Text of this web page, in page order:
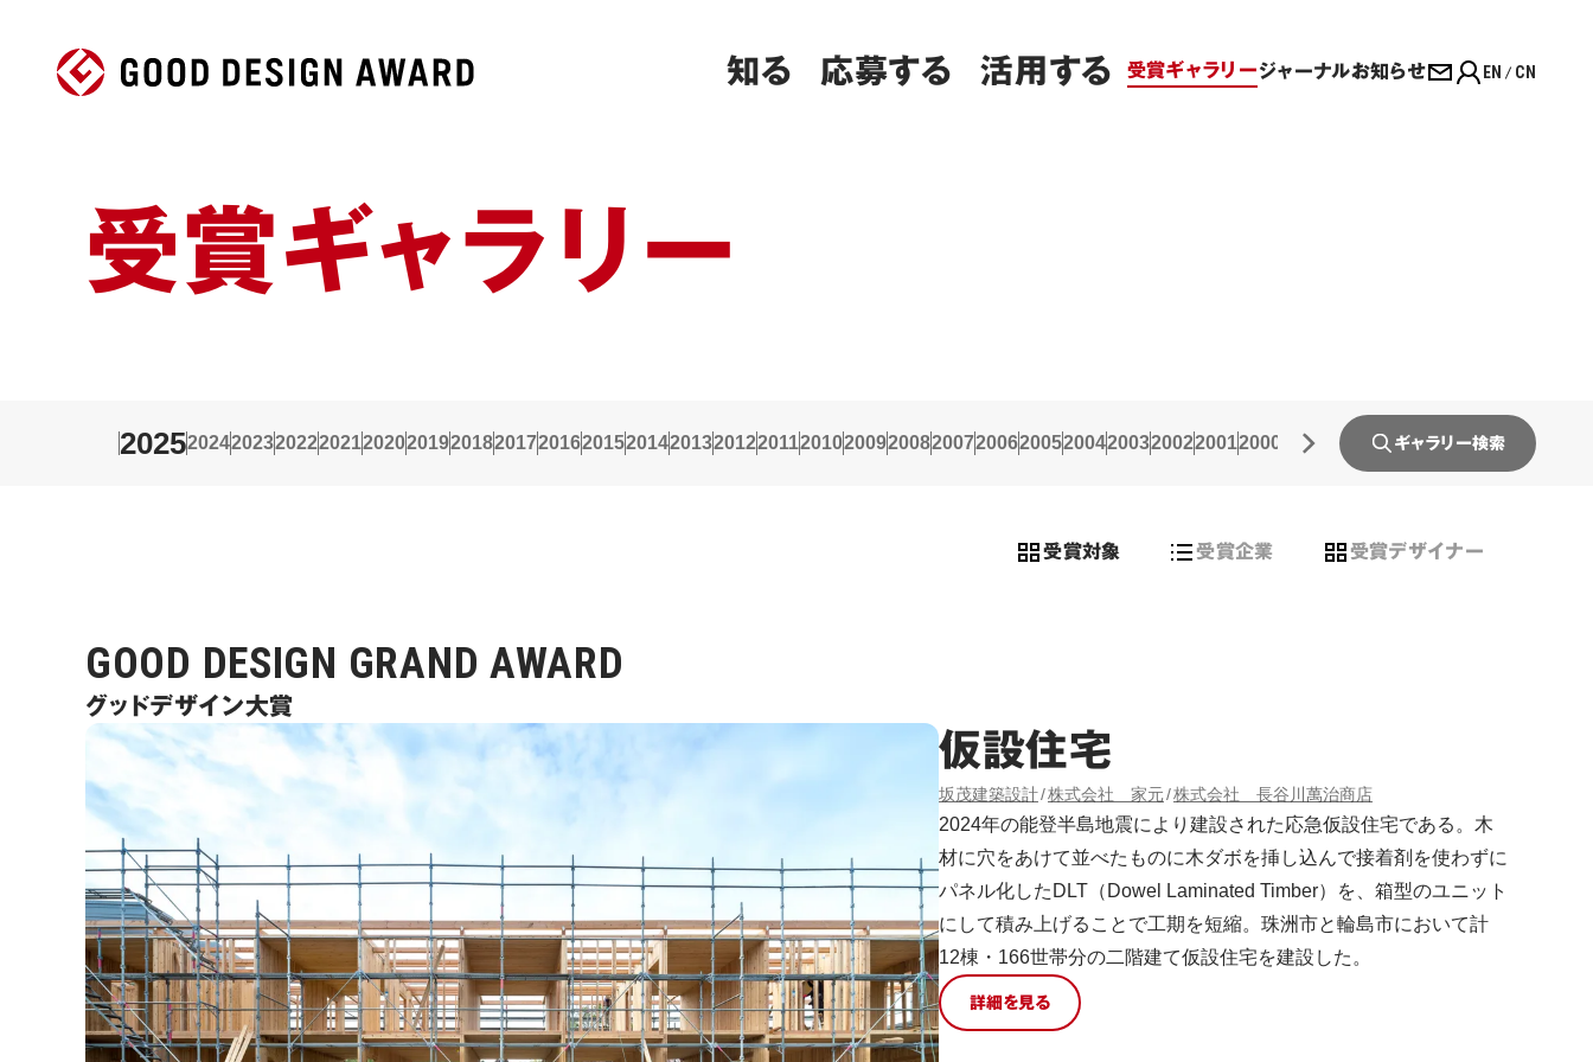
知る 応募する 活用する 受賞ギャラリージャーナルお知らせ EN CN
受賞ギャラリー
20252024202320222021202020192018201720162015201420132012201120102009200820072006200520042003200220012000 1999 1998 19971996 19951994
ギャラリー検索
受賞対象 受賞企業 受賞デザイナー
GOOD DESIGN GRAND AWARD
グッドデザイン大賞
仮設住宅
坂茂建築設計 株式会社 家元 株式会社 長谷川萬治商店
2024年の能登半島地震により建設された応急仮設住宅である。木
材に穴をあけて並べたものに木ダボを挿し込んで接着剤を使わずに
パネル化したDLT（Dowel Laminated Timber）を、箱型のユニット
にして積み上げることで工期を短縮。珠洲市と輪島市において計
12棟・166世帯分の二階建て仮設住宅を建設した。
詳細を見る